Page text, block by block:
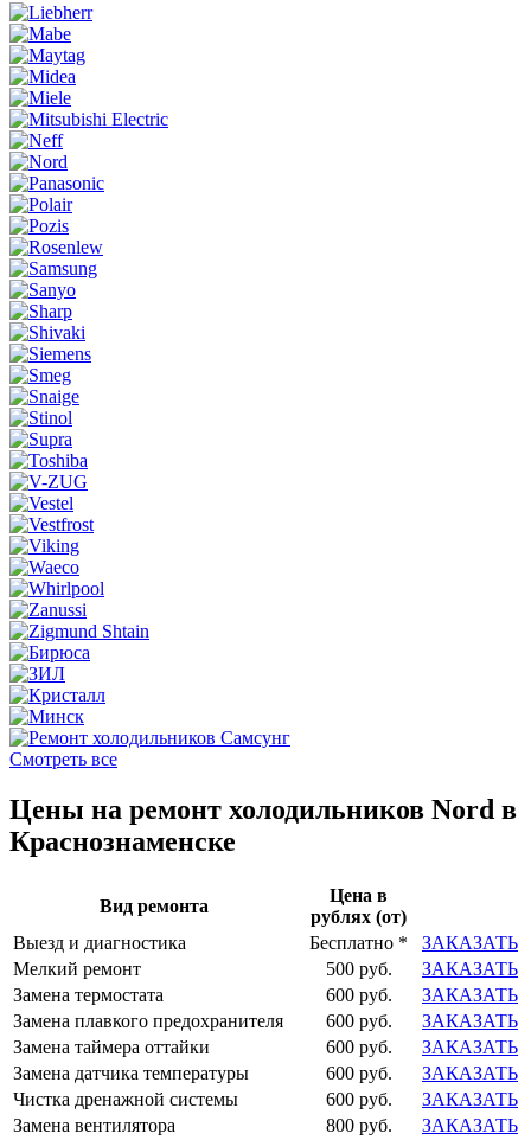
Смотреть все
Цены на ремонт холодильников Nord в
Краснознаменске
Вид ремонта
Цена в
рублях (от)
Выезд и диагностика
Бесплатно *
ЗАКАЗАТЬ
Мелкий ремонт
500 руб.
ЗАКАЗАТЬ
Замена термостата
600 руб.
ЗАКАЗАТЬ
Замена плавкого предохранителя
600 руб.
ЗАКАЗАТЬ
Замена таймера оттайки
600 руб.
ЗАКАЗАТЬ
Замена датчика температуры
600 руб.
ЗАКАЗАТЬ
Чистка дренажной системы
600 руб.
ЗАКАЗАТЬ
Замена вентилятора
800 руб. ЗАКАЗАТЬ